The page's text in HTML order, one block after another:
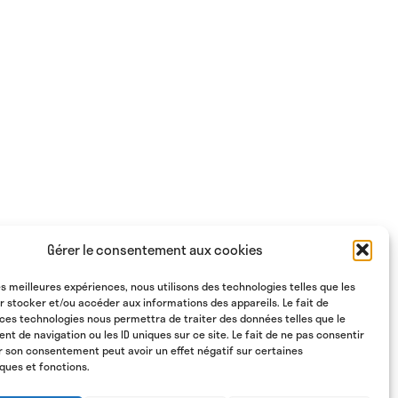
Gérer le consentement aux cookies
meilleures expériences, nous utilisons des technologies telles que les
stocker et/ou accéder aux informations des appareils. Le fait de
technologies nous permettra de traiter des données telles que le
de navigation ou les ID uniques sur ce site. Le fait de ne pas consentir
son consentement peut avoir un effet négatif sur certaines
et fonctions.